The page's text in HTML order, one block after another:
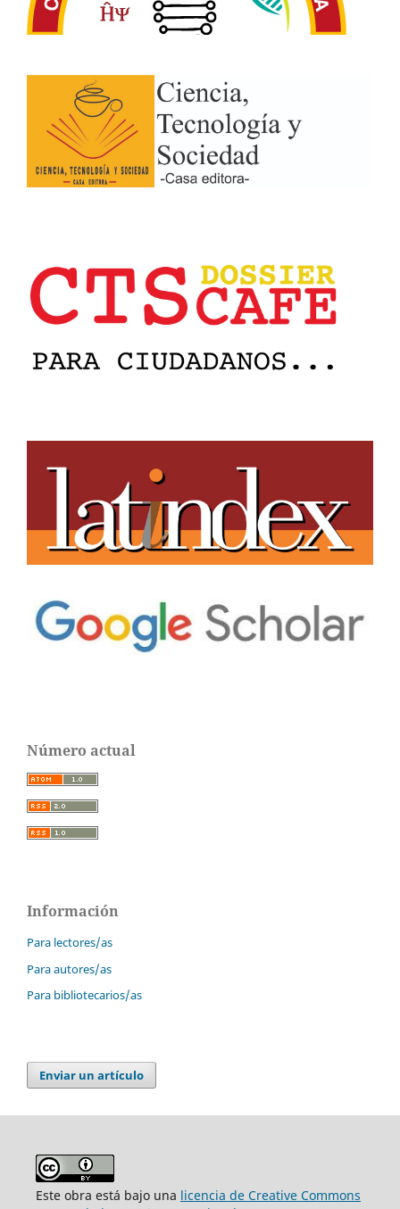
Número actual
Información
Para lectores/as
Para autores/as
Para bibliotecarios/as
Enviar un artículo
Este obra está bajo una licencia de Creative Commons